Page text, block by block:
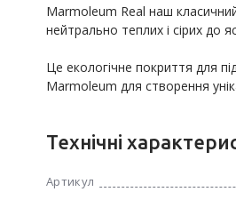
Marmoleum Real наш
нейтрально теплих і сірих до
Це екологічне покриття для
Marmoleum для створення
Технічні
Артикул